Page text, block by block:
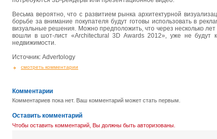
Весьма вероятно, что с развитием рынка архитектурной
борьбе за внимание покупателя будут готовы использовать в
визуальные решения. Можно предположить, что через несколько
вошли в шот-лист «Architectural 3D Awards 2012», уже не будут
недвижимости.
Источник: Advertology
смотреть комментарии
Комментарии
Комментариев пока нет. Ваш комментарий может стать первым.
Оставить комментарий
Чтобы оставить комментарий, Вы должны быть авторизованы.